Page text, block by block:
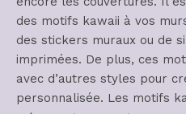
des motifs kawaii à vos
des stickers muraux ou de
imprimées. De plus, ces
avec d’autres styles pour
personnalisée. Les motifs